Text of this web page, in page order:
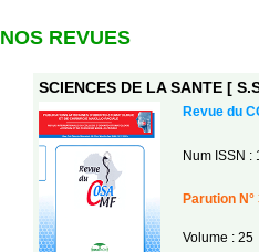
NOS REVUES
SCIENCES DE LA SANTE [
Revue du
Num ISSN :
Parution N°
Volume : 25